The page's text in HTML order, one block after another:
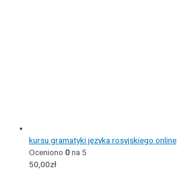
kursu gramatyki języka rosyjskiego online
Oceniono 0na 5
50,00zł